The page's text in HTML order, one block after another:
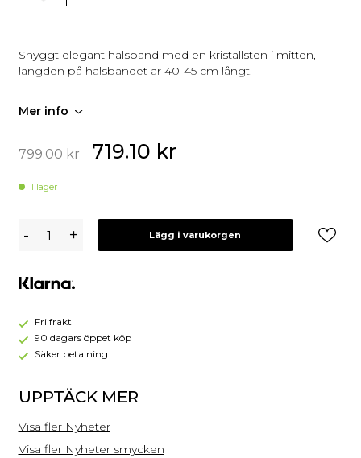
Snyggt elegant halsband med en kristallsten i mitten,
längden på halsbandet är 40-45 cm långt.
Mer info
799.00kr 719.10 kr
I lager
Sabo
Silver
KE2210-
14
- + Lägg i varukorgen
Fri frakt
90 dagars öppet köp
Säker betalning
UPPTÄCK MER
Visa fler Nyheter
Visa fler Nyheter smycken